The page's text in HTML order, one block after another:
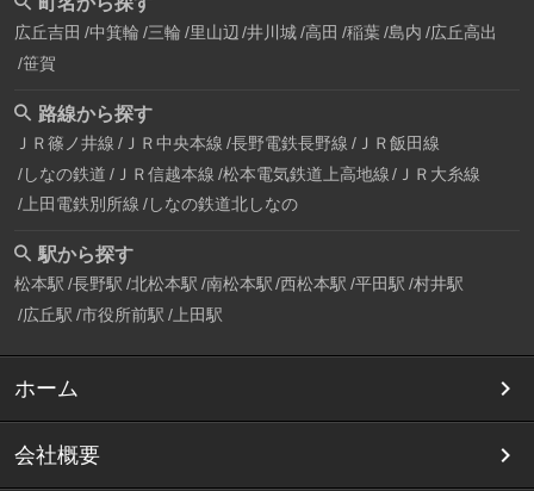
広丘吉田 中箕輪 三輪 里山辺 井川城 高田 稲葉 島内 広丘高出
笹賀
路線から探す
ＪＲ篠ノ井線 ＪＲ中央本線 長野電鉄長野線 ＪＲ飯田線
しなの鉄道 ＪＲ信越本線 松本電気鉄道上高地線
ＪＲ大糸線
上田電鉄別所線 しなの鉄道北しなの
駅から探す
松本駅 長野駅 北松本駅 南松本駅 西松本駅 平田駅 村井駅
広丘駅 市役所前駅 上田駅
ホーム
会社概要